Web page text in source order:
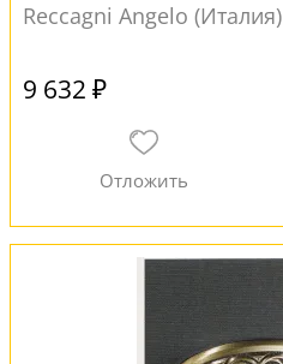
Reccagni Angelo (Италия)
9 632 ₽